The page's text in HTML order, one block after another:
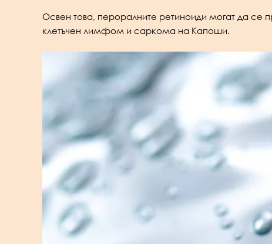
Освен това, пероралните ретиноиди могат да се
клетъчен лимфом и саркома на Капоши.